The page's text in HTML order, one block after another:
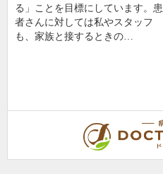
る」ことを目標にしています。患
者さんに対しては私やスタッフ
も、家族と接するときの…